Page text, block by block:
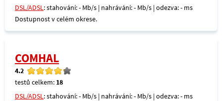
DSL/ADSL: stahování: - Mb/s | nahrávání: - Mb/s | odezva: - ms
Dostupnost v celém okrese.
COMHAL
4.2
testů celkem: 18
DSL/ADSL: stahování: - Mb/s | nahrávání: - Mb/s | odezva: - ms